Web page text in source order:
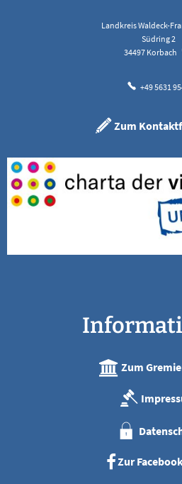
Landkreis Waldeck-
Südring 2
34497 Korbach
+49 5631
Zum
Zum
Zur